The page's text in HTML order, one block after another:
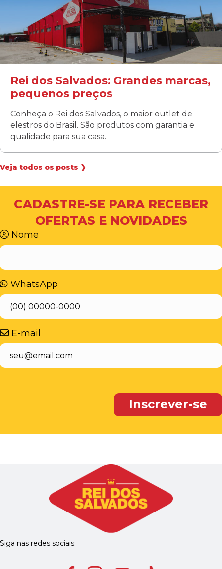
Segunda a sábado: 09h00 às 19h00
Domingo: FECHADA
ÚLTIMOS DIAS DE LIQUIDAÇÃO!
(41) 3411-1754
(41) 99249-4620
Rei dos Salvados: Grandes marcas,
pequenos preços
Conheça o Rei dos Salvados, o maior outlet de
elestros do Brasil. São produtos com garantia e
qualidade para sua casa.
Veja todos os posts ❯
CADASTRE-SE PARA RECEBER
OFERTAS E NOVIDADES
Nome
WhatsApp
E-mail
Siga nas redes sociais: